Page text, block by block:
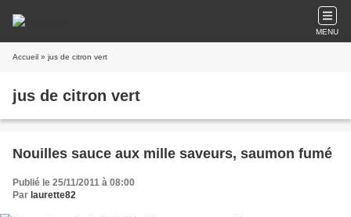
MENU
Accueil » jus de citron vert
jus de citron vert
Nouilles sauce aux mille saveurs, saumon fumé
Publié le 25/11/2011 à 08:00
Par laurette82